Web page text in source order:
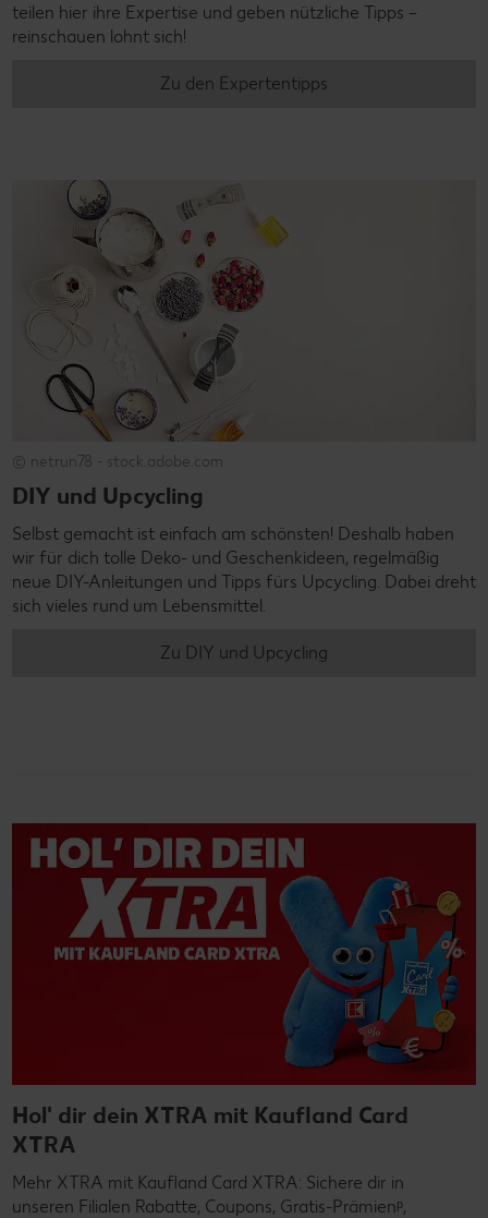
teilen hier ihre Expertise und geben nützliche Tipps –
reinschauen lohnt sich!
Zu den Expertentipps
© netrun78 - stock.adobe.com
DIY und Upcycling
Selbst gemacht ist einfach am schönsten! Deshalb haben
wir für dich tolle Deko- und Geschenkideen, regelmäßig
neue DIY-Anleitungen und Tipps fürs Upcycling. Dabei dreht
sich vieles rund um Lebensmittel.
Zu DIY und Upcycling
Hol' dir dein XTRA mit Kaufland Card
XTRA
Mehr XTRA mit Kaufland Card XTRA: Sichere dir in
unseren Filialen Rabatte, Coupons, Gratis-Prämienᵖ,